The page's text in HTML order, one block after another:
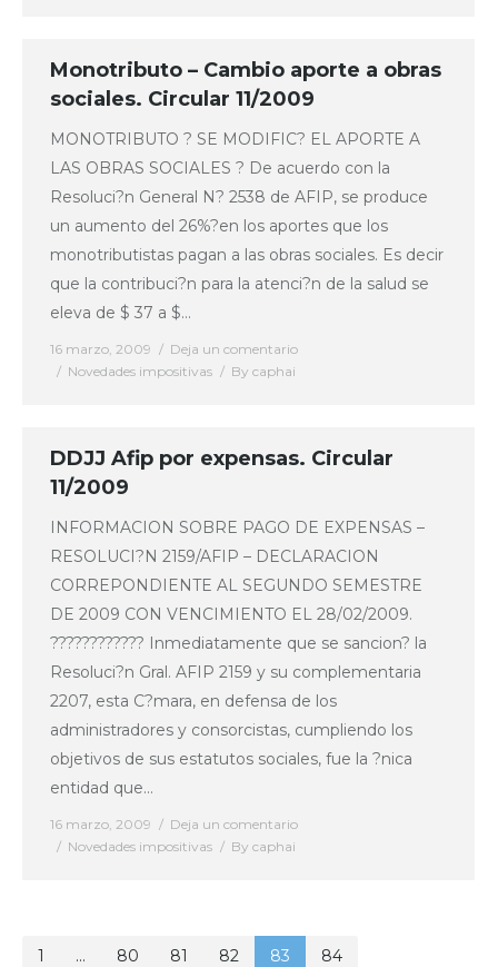
Monotributo – Cambio aporte a obras
sociales. Circular 11/2009
MONOTRIBUTO ? SE MODIFIC? EL APORTE A
LAS OBRAS SOCIALES ? De acuerdo con la
Resoluci?n General N? 2538 de AFIP, se produce
un aumento del 26%?en los aportes que los
monotributistas pagan a las obras sociales. Es decir
que la contribuci?n para la atenci?n de la salud se
eleva de $ 37 a $…
16 marzo, 2009
Deja un comentario
Novedades impositivas
By caphai
DDJJ Afip por expensas. Circular
11/2009
INFORMACION SOBRE PAGO DE EXPENSAS –
RESOLUCI?N 2159/AFIP – DECLARACION
CORREPONDIENTE AL SEGUNDO SEMESTRE
DE 2009 CON VENCIMIENTO EL 28/02/2009.
???????????? Inmediatamente que se sancion? la
Resoluci?n Gral. AFIP 2159 y su complementaria
2207, esta C?mara, en defensa de los
administradores y consorcistas, cumpliendo los
objetivos de sus estatutos sociales, fue la ?nica
entidad que…
16 marzo, 2009
Deja un comentario
Novedades impositivas
By caphai
1 … 80 81 82 83 84